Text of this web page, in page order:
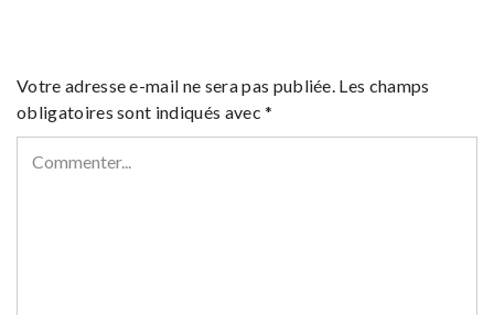
Votre adresse e-mail ne sera pas publiée. Les champs
obligatoires sont indiqués avec*